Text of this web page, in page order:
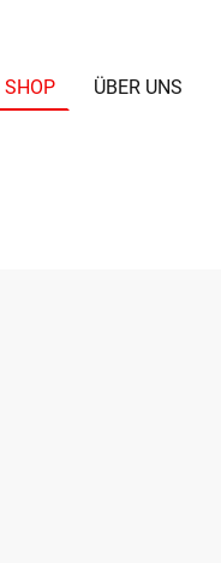
SHOP ÜBER UNS